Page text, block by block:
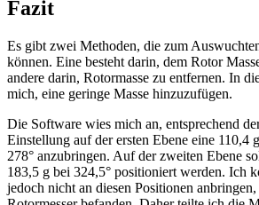
Fazit
Es gibt zwei Methoden, die zum
können. Eine besteht darin, dem Rotor
andere darin, Rotormasse zu entfernen. In
mich, eine geringe Masse hinzuzufügen.
Die Software wies mich an, entsprechend
Einstellung auf der ersten Ebene eine 110,4
278° anzubringen. Auf der zweiten Ebene
183,5 g bei 324,5° positioniert werden. Ich
jedoch nicht an diesen Positionen